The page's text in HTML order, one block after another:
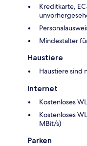
Kreditkarte,
Mindestalter
Haustiere
Haustiere sind
Internet
Kostenloses
Kostenloses
MBit/s)
Parken